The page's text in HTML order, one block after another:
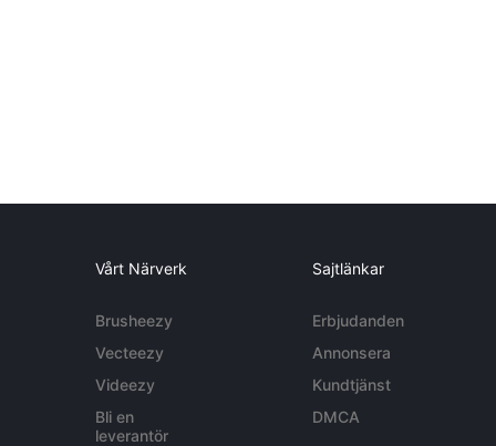
Vårt Närverk
Brusheezy
Vecteezy
Videezy
Bli en
leverantör
Sajtlänkar
Erbjudanden
Annonsera
Kundtjänst
DMCA